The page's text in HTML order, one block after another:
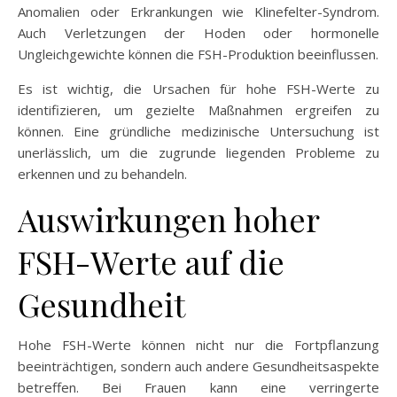
Anomalien oder Erkrankungen wie Klinefelter-Syndrom.
Auch Verletzungen der Hoden oder hormonelle
Ungleichgewichte können die FSH-Produktion beeinflussen.
Es ist wichtig, die Ursachen für hohe FSH-Werte zu
identifizieren, um gezielte Maßnahmen ergreifen zu
können. Eine gründliche medizinische Untersuchung ist
unerlässlich, um die zugrunde liegenden Probleme zu
erkennen und zu behandeln.
Auswirkungen hoher
FSH-Werte auf die
Gesundheit
Hohe FSH-Werte können nicht nur die Fortpflanzung
beeinträchtigen, sondern auch andere Gesundheitsaspekte
betreffen. Bei Frauen kann eine verringerte